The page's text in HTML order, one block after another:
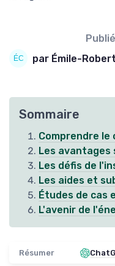
par Émile-
Sommaire
Comprendre
Les avantages
Les défis de
Les aides et
Études de cas
L'avenir de
Résumer